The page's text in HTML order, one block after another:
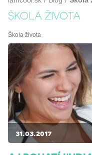
ŠKOLA ŽIVOTA
Škola života
31.03.2017